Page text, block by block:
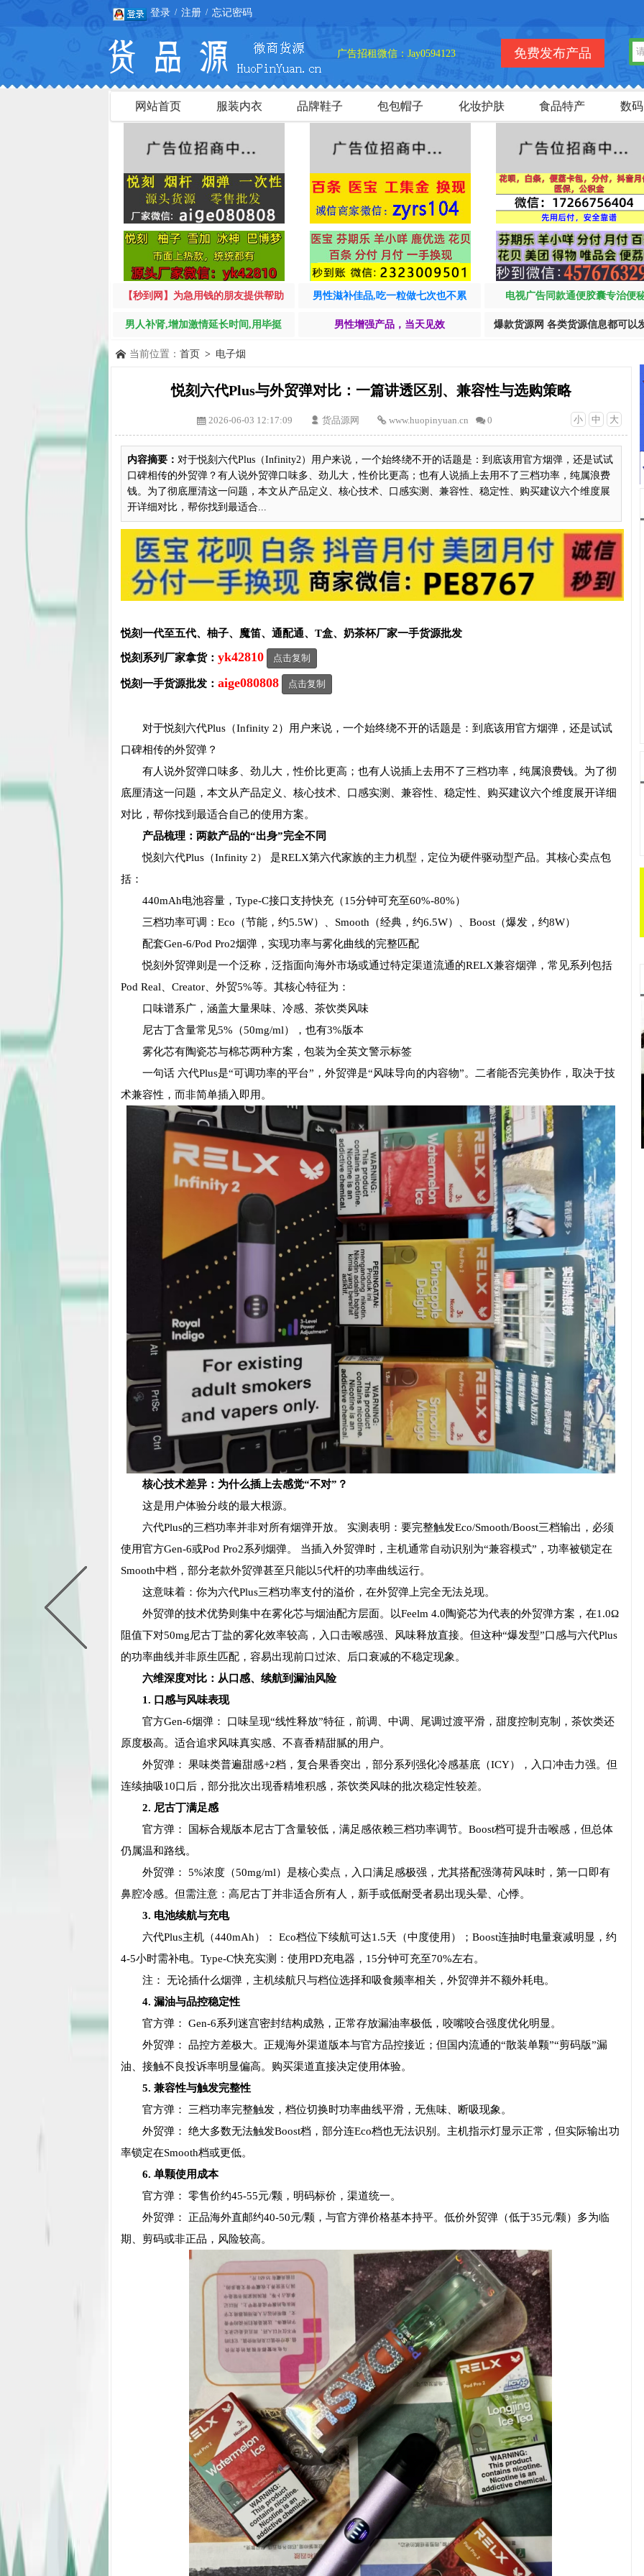
登录 / 注册 / 忘记密码
广告招租微信：Jay0594123 免费发布产品
网站首页 服装内衣 品牌鞋子 包包帽子 化妆护肤 食品特产 数
【秒到网】为急用钱的朋友提供帮助 男性滋补佳品,吃一粒做七次也不累 电视广告同款通便胶囊专治便
男人补肾,增加激情延长时间,用毕挺 男性增强产品，当天见效 爆款货源网 各类货源信息都可以
当前位置： 首页 > 电子烟
悦刻六代Plus与外贸弹对比：一篇讲透区别、兼容性与选购策略
小 中 大
2026-06-03 12:17:09 货品源网 www.huopinyuan.cn 0
内容摘要： 对于悦刻六代Plus（Infinity2）用户来说，一个始终绕不开的话题是：到底该用官方烟弹，还是试试
口碑相传的外贸弹？有人说外贸弹口味多、劲儿大，性价比更高；也有人说插上去用不了三档功率，纯属浪费
钱。为了彻底厘清这一问题，本文从产品定义、核心技术、口感实测、兼容性、稳定性、购买建议六个维度展
开详细对比，帮你找到最适合...
悦刻一代至五代、柚子、魔笛、通配通、T盒、奶茶杯厂家一手货源批发
悦刻系列厂家拿货： yk42810 点击复制
悦刻一手货源批发： aige080808 点击复制
对于悦刻六代Plus（Infinity 2）用户来说，一个始终绕不开的话题是：到底该用官方烟弹，还是试试
口碑相传的外贸弹？
有人说外贸弹口味多、劲儿大，性价比更高；也有人说插上去用不了三档功率，纯属浪费钱。为了彻
底厘清这一问题，本文从产品定义、核心技术、口感实测、兼容性、稳定性、购买建议六个维度展开详细
对比，帮你找到最适合自己的使用方案。
产品梳理：两款产品的“出身”完全不同
悦刻六代Plus（Infinity 2） 是RELX第六代家族的主力机型，定位为硬件驱动型产品。其核心卖点包
括：
440mAh电池容量，Type-C接口支持快充（15分钟可充至60%-80%）
三档功率可调：Eco（节能，约5.5W）、Smooth（经典，约6.5W）、Boost（爆发，约8W）
配套Gen-6/Pod Pro2烟弹，实现功率与雾化曲线的完整匹配
悦刻外贸弹则是一个泛称，泛指面向海外市场或通过特定渠道流通的RELX兼容烟弹，常见系列包括
Pod Real、Creator、外贸5%等。其核心特征为：
口味谱系广，涵盖大量果味、冷感、茶饮类风味
尼古丁含量常见5%（50mg/ml），也有3%版本
雾化芯有陶瓷芯与棉芯两种方案，包装为全英文警示标签
一句话 六代Plus是“可调功率的平台”，外贸弹是“风味导向的内容物”。二者能否完美协作，取决于技
术兼容性，而非简单插入即用。
核心技术差异：为什么插上去感觉“不对”？
这是用户体验分歧的最大根源。
六代Plus的三档功率并非对所有烟弹开放。 实测表明：要完整触发Eco/Smooth/Boost三档输出，必须
使用官方Gen-6或Pod Pro2系列烟弹。 当插入外贸弹时，主机通常自动识别为“兼容模式”，功率被锁定在
Smooth中档，部分老款外贸弹甚至只能以5代杆的功率曲线运行。
这意味着：你为六代Plus三档功率支付的溢价，在外贸弹上完全无法兑现。
外贸弹的技术优势则集中在雾化芯与烟油配方层面。以Feelm 4.0陶瓷芯为代表的外贸弹方案，在1.0Ω
阻值下对50mg尼古丁盐的雾化效率较高，入口击喉感强、风味释放直接。但这种“爆发型”口感与六代Plus
的功率曲线并非原生匹配，容易出现前口过浓、后口衰减的不稳定现象。
六维深度对比：从口感、续航到漏油风险
1. 口感与风味表现
官方Gen-6烟弹： 口味呈现“线性释放”特征，前调、中调、尾调过渡平滑，甜度控制克制，茶饮类还
原度极高。适合追求风味真实感、不喜香精甜腻的用户。
外贸弹： 果味类普遍甜感+2档，复合果香突出，部分系列强化冷感基底（ICY），入口冲击力强。但
连续抽吸10口后，部分批次出现香精堆积感，茶饮类风味的批次稳定性较差。
2. 尼古丁满足感
官方弹： 国标合规版本尼古丁含量较低，满足感依赖三档功率调节。Boost档可提升击喉感，但总体
仍属温和路线。
外贸弹： 5%浓度（50mg/ml）是核心卖点，入口满足感极强，尤其搭配强薄荷风味时，第一口即有
鼻腔冷感。但需注意：高尼古丁并非适合所有人，新手或低耐受者易出现头晕、心悸。
3. 电池续航与充电
六代Plus主机（440mAh）： Eco档位下续航可达1.5天（中度使用）；Boost连抽时电量衰减明显，约
4-5小时需补电。Type-C快充实测：使用PD充电器，15分钟可充至70%左右。
注： 无论插什么烟弹，主机续航只与档位选择和吸食频率相关，外贸弹并不额外耗电。
4. 漏油与品控稳定性
官方弹： Gen-6系列迷宫密封结构成熟，正常存放漏油率极低，咬嘴咬合强度优化明显。
外贸弹： 品控方差极大。正规海外渠道版本与官方品控接近；但国内流通的“散装单颗”“剪码版”漏
油、接触不良投诉率明显偏高。购买渠道直接决定使用体验。
5. 兼容性与触发完整性
官方弹： 三档功率完整触发，档位切换时功率曲线平滑，无焦味、断吸现象。
外贸弹： 绝大多数无法触发Boost档，部分连Eco档也无法识别。主机指示灯显示正常，但实际输出功
率锁定在Smooth档或更低。
6. 单颗使用成本
官方弹： 零售价约45-55元/颗，明码标价，渠道统一。
外贸弹： 正品海外直邮约40-50元/颗，与官方弹价格基本持平。低价外贸弹（低于35元/颗）多为临
期、剪码或非正品，风险较高。